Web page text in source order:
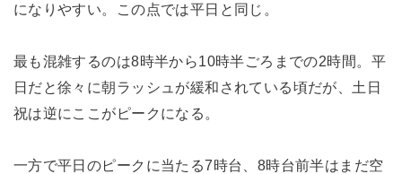
になりやすい。この点では平日と同じ。
最も混雑するのは8時半から10時半ごろまでの2時間。平
日だと徐々に朝ラッシュが緩和されている頃だが、土日
祝は逆にここがピークになる。
一方で平日のピークに当たる7時台、8時台前半はまだ空